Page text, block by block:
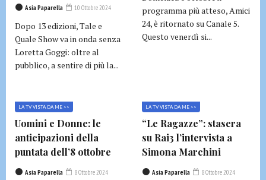
Asia Paparella 10 Ottobre 2024
Dopo 13 edizioni, Tale e
Quale Show va in onda senza
Loretta Goggi: oltre al
pubblico, a sentire di più la...
programma più atteso, Amici
24, è ritornato su Canale 5.
Questo venerdì si...
LA TV VISTA DA ME >>
Uomini e Donne: le
anticipazioni della
puntata dell’8 ottobre
Asia Paparella 8 Ottobre 2024
LA TV VISTA DA ME >>
“Le Ragazze”: stasera
su Rai3 l’intervista a
Simona Marchini
Asia Paparella 8 Ottobre 2024